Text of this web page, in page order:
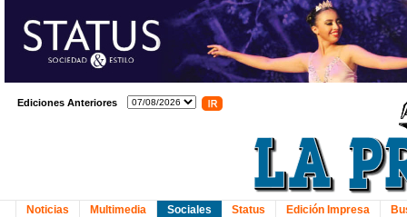
Ediciones Anteriores
Noticias Multimedia
Sociales
Status Edición Impresa